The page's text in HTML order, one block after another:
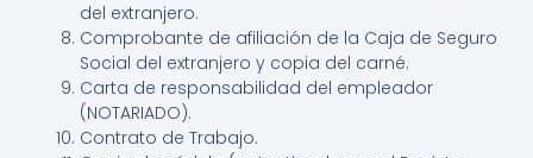
del extranjero.
Comprobante de afiliación de la Caja de Seguro
Social del extranjero y copia del carné.
Carta de responsabilidad del empleador
(NOTARIADO).
Contrato de Trabajo.